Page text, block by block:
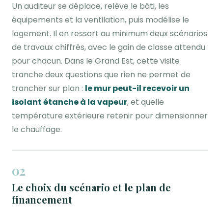
Un auditeur se déplace, relève le bâti, les
équipements et la ventilation, puis modélise le
logement. Il en ressort au minimum deux scénarios
de travaux chiffrés, avec le gain de classe attendu
pour chacun. Dans le Grand Est, cette visite
tranche deux questions que rien ne permet de
trancher sur plan : le mur peut-il recevoir un
isolant étanche à la vapeur, et quelle
température extérieure retenir pour dimensionner
le chauffage.
02
Le choix du scénario et le plan de
financement